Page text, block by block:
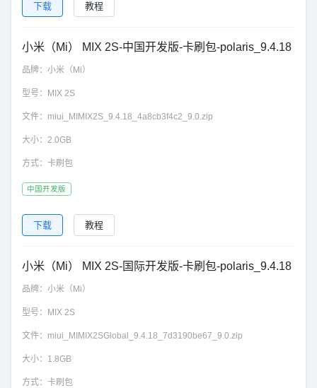
下载 教程
小米（Mi） MIX 2S-中国开发版-卡刷包-polaris_9.4.18
品牌： 小米（Mi）
型号： MIX 2S
文件： miui_MIMIX2S_9.4.18_4a8cb3f4c2_9.0.zip
大小： 2.0GB
方式： 卡刷包
中国开发版
下载 教程
小米（Mi） MIX 2S-国际开发版-卡刷包-polaris_9.4.18
品牌： 小米（Mi）
型号： MIX 2S
文件： miui_MIMIX2SGlobal_9.4.18_7d3190be67_9.0.zip
大小： 1.8GB
方式： 卡刷包